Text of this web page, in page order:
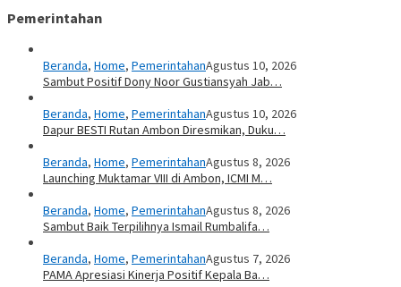
Pemerintahan
Beranda, Home, PemerintahanAgustus 10, 2026
Sambut Positif Dony Noor Gustiansyah Jab…
Beranda, Home, PemerintahanAgustus 10, 2026
Dapur BESTI Rutan Ambon Diresmikan, Duku…
Beranda, Home, PemerintahanAgustus 8, 2026
Launching Muktamar VIII di Ambon, ICMI M…
Beranda, Home, PemerintahanAgustus 8, 2026
Sambut Baik Terpilihnya Ismail Rumbalifa…
Beranda, Home, PemerintahanAgustus 7, 2026
PAMA Apresiasi Kinerja Positif Kepala Ba…